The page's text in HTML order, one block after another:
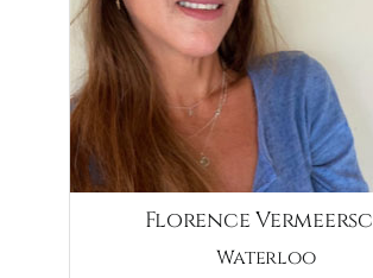
Florence
Waterloo